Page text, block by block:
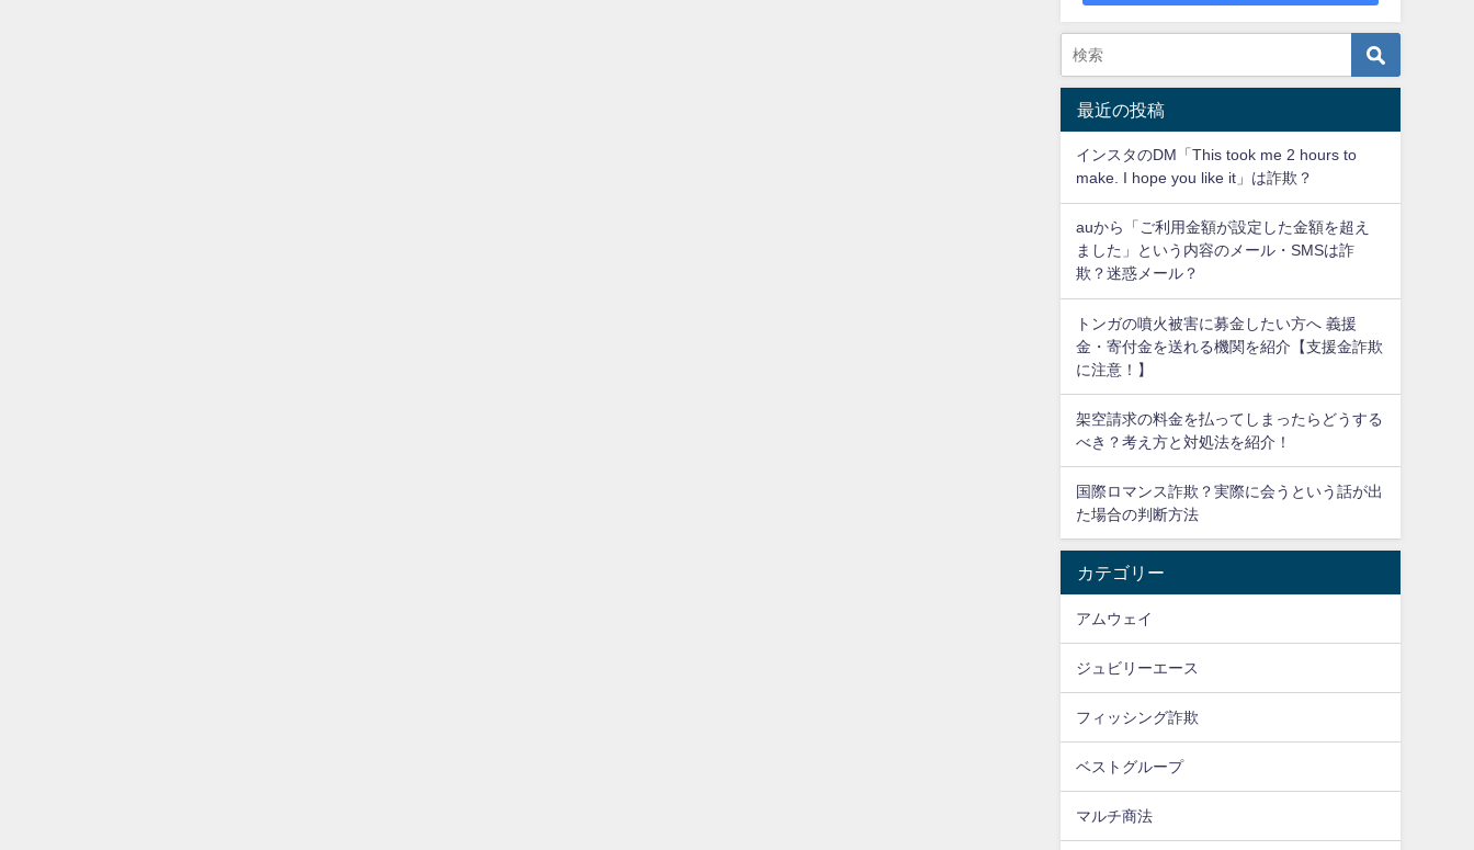
最近の投稿
インスタのDM「This took me 2 hours to
make. I hope you like it」は詐欺？
auから「ご利用金額が設定した金額を超え
ました」という内容のメール・SMSは詐
欺？迷惑メール？
トンガの噴火被害に募金したい方へ 義援
金・寄付金を送れる機関を紹介【支援金詐欺
に注意！】
架空請求の料金を払ってしまったらどうする
べき？考え方と対処法を紹介！
国際ロマンス詐欺？実際に会うという話が出
た場合の判断方法
カテゴリー
アムウェイ
ジュビリーエース
フィッシング詐欺
ベストグループ
マルチ商法